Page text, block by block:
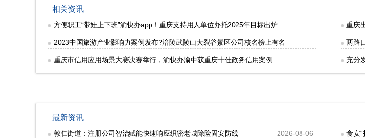
相关资讯
方便职工“带娃上下班”渝快办app！重庆支持用人单位办托2025年目标出炉 重庆
2023中国旅游产业影响力案例发布?涪陵武陵山大裂谷景区公司核名榜上有名 两路
重庆市信用应用场景大赛决赛举行，渝快办渝中获重庆十佳政务信用案例 充分
最新资讯
敦仁街道：注册公司智治赋能快速响应织密老城除险固安防线 2026-08-06 食安